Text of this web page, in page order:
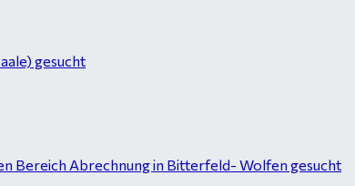
gesucht
Bereich Abrechnung in Bitterfeld- Wolfen gesucht